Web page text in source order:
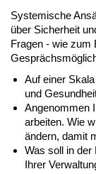
Systemische
über Sicherheit
Fragen - wie zum
Auf einer
und
Angenommen
arbeiten. Wie
ändern, damit
Was soll in der
Ihrer